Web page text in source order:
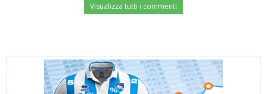
Visualizza tutti i commenti